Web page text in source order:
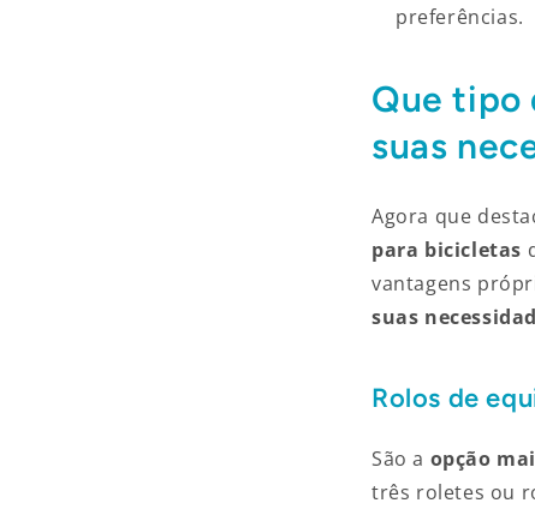
preferências.
Que tipo
suas
Agora que
para bicicletas
vantagens
suas
Rolos de
São a opção
três roletes ou